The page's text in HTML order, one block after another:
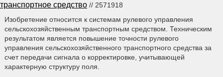
транспортное средство // 2571918
Изобретение относится к системам рулевого управления
сельскохозяйственным транспортным средством. Техническим
результатом является повышение точности рулевого
управления сельскохозяйственного транспортного средства за
счет передачи сигнала о корректировке, учитывающей
характерную структуру поля.